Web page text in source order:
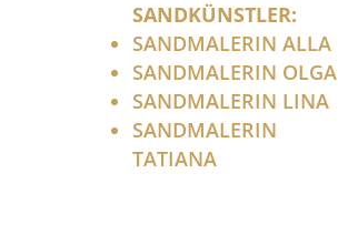
SANDKÜNSTLER:
SANDMALERIN ALLA
SANDMALERIN OLGA
SANDMALERIN LINA
SANDMALERIN
TATIANA